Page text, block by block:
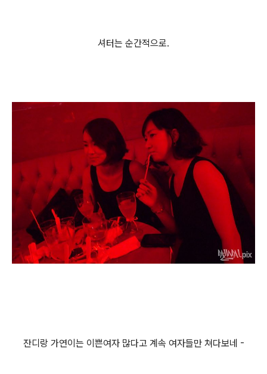
셔터는 순간적으로.
잔디랑 가연이는 이쁜여자 많다고 계속 여자들만 쳐다보네 -